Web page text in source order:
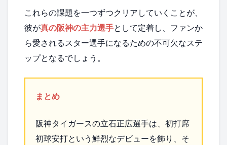
これらの課題を一つずつクリアしていくことが、
彼が真の阪神の主力選手として定着し、ファンか
ら愛されるスター選手になるための不可欠なステ
ップとなるでしょう。
まとめ
阪神タイガースの立石正広選手は、初打席
初球安打という鮮烈なデビューを飾り、そ